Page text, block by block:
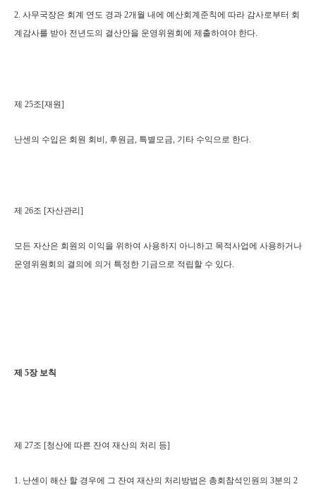
2. 사무국장은 회계 연도 경과 2개월 내에 예산회계준칙에 따라 감사로부터 회
계감사를 받아 전년도의 결산안을 운영위원회에 제출하여야 한다.
제 25조[재원]
난센의 수입은 회원 회비, 후원금, 특별모금, 기타 수익으로 한다.
제 26조 [자산관리]
모든 자산은 회원의 이익을 위하여 사용하지 아니하고 목적사업에 사용하거나
운영위원회의 결의에 의거 특정한 기금으로 적립할 수 있다.
제 5장 보칙
제 27조 [청산에 따른 잔여 재산의 처리 등]
1. 난센이 해산 할 경우에 그 잔여 재산의 처리방법은 총회참석인원의 3분의 2